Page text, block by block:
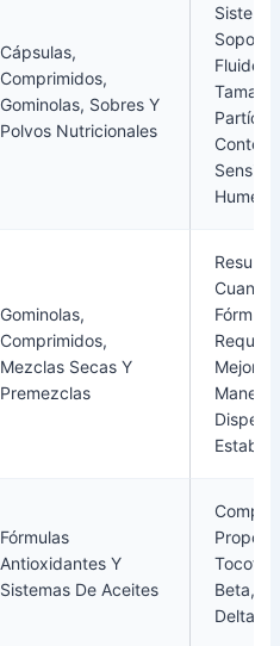
Cápsulas,
Comprimidos,
Gominolas, Sobres Y
Polvos Nutricionales
Fluidez,
Gominolas,
Comprimidos,
Mezclas Secas Y
Premezclas
Resulta
Cuando
Fórmula
Mejor
Fórmulas
Antioxidantes Y
Sistemas De Aceites
Beta,
Delta.